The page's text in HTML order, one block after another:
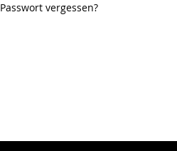
Passwort vergessen?